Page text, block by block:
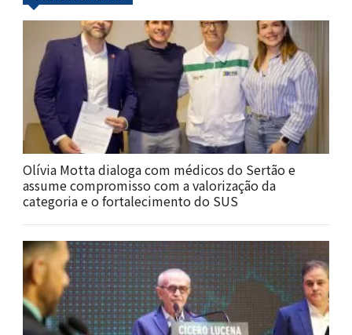
Olívia Motta dialoga com médicos do Sertão e
assume compromisso com a valorização da
categoria e o fortalecimento do SUS